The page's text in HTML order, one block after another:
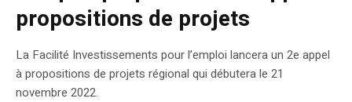
propositions de projets
La Facilité Investissements pour l’emploi lancera un 2e appel
à propositions de projets régional qui débutera le 21
novembre 2022.